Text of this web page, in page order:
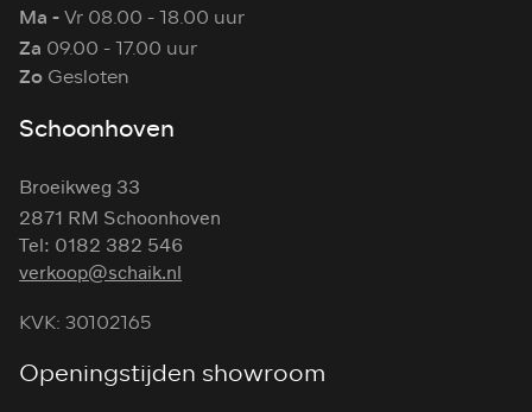
Ma -Vr 08.00 - 18.00 uur
Za 09.00 - 17.00 uur
Zo Gesloten
Schoonhoven
Broeikweg 33
2871 RM Schoonhoven
Tel: 0182 382 546
verkoop@schaik.nl
KVK: 30102165
Openingstijden showroom